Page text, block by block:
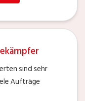
sind sehr
Aufträge